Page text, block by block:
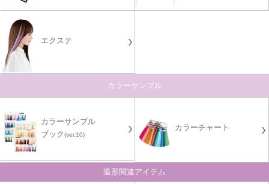
エクステ
カラーサンプル
カラーサンプル
ブック(ver.10)
カラーチャート
造形関連アイテム